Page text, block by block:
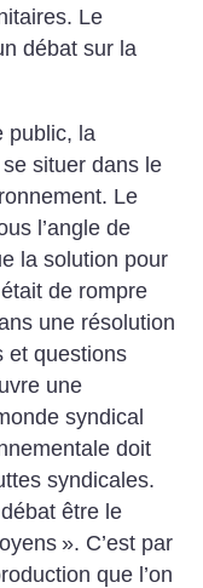
Le
débat sur la
public, la
situer dans le
Le
l’angle de
la solution pour
de rompre
une résolution
et questions
une
syndical
doit
syndicales.
être le
». C’est par
que l’on